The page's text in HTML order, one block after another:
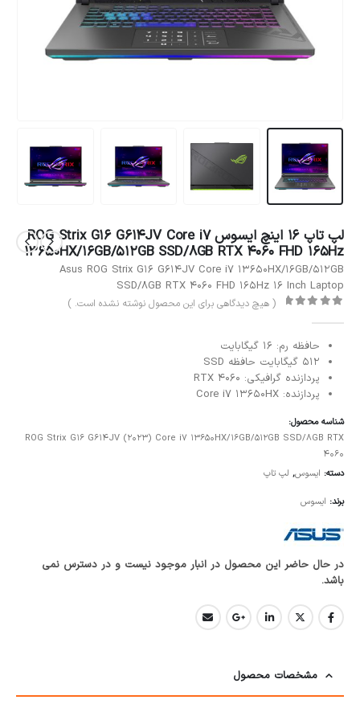
لپ تاپ 16 اینچ ایسوس ROG Strix G16 G614JV Core i7
13650HX/16GB/512GB SSD/8GB RTX 4060 FHD 165Hz
Asus ROG Strix G16 G614JV Core i7 13650HX/16GB/512GB
SSD/8GB RTX 4060 FHD 165Hz 16 Inch Laptop
( هیچ دیدگاهی برای این محصول نوشته نشده است. )
حافظه رم: 16 گیگابایت
512 گیگابایت حافظه SSD
پردازنده گرافیکی: RTX 4060
پردازنده: Core i7 13650HX
شناسه محصول:
ROG Strix G16 G614JV (2023) Core i7 13650HX/16GB/512GB SSD/8GB RTX
4060
دسته: ایسوس, لپ تاپ
برند: ایسوس
در حال حاضر این محصول در انبار موجود نیست و در دسترس نمی
باشد.
مشخصات محصول